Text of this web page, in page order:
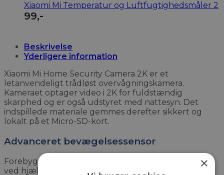
Xiaomi Mi Temperatur og Luftfugtighedsmåler 2
99,-
Beskrivelse
Yderligere information
Xiaomi Mi Home Security Camera 2K er et
letanvendeligt trådløst overvågningskamera.
Kameraet optager video i 2K for fuldstændig
skarphed og er også udstyret med nattesyn. Det
indspillede materiale gemmes derefter sikkert og
lokalt på et Micro-SD-kort.
Advanceret bevægelsessensor
Forebyg imod indbrud og få styr på uønskede besøg
ved hjælp af overvågningskamera! Kameraet er
×